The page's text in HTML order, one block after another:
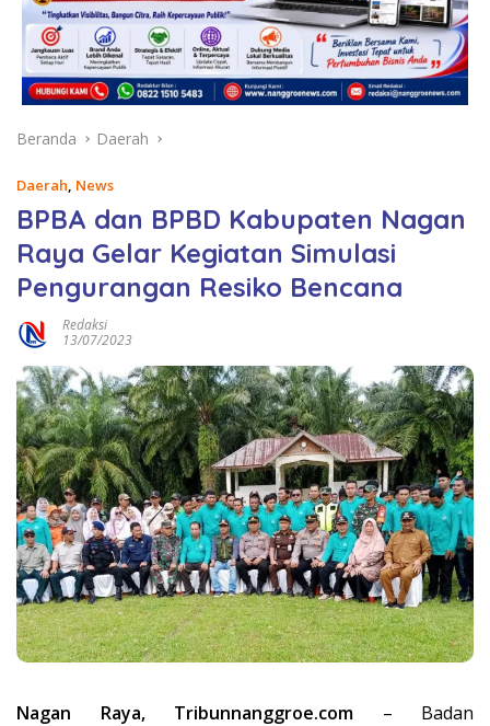
Beranda Daerah
Daerah News
BPBA dan BPBD Kabupaten Nagan
Raya Gelar Kegiatan Simulasi
Pengurangan Resiko Bencana
Redaksi
13/07/2023
Nagan Raya, Tribunnanggroe.com – Badan